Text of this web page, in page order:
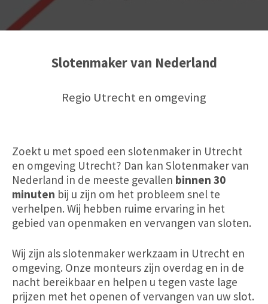
Slotenmaker van Nederland
Regio Utrecht en omgeving
Zoekt u met spoed een slotenmaker in Utrecht
en omgeving Utrecht? Dan kan Slotenmaker van
Nederland in de meeste gevallen binnen 30
minuten bij u zijn om het probleem snel te
verhelpen. Wij hebben ruime ervaring in het
gebied van openmaken en vervangen van sloten.
Wij zijn als slotenmaker werkzaam in Utrecht en
omgeving. Onze monteurs zijn overdag en in de
nacht bereikbaar en helpen u tegen vaste lage
prijzen met het openen of vervangen van uw slot.